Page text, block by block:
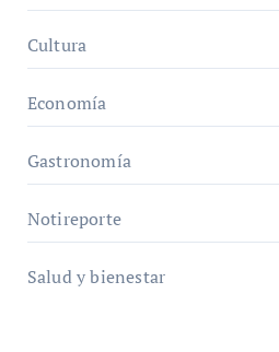
Cultura
Economía
Gastronomía
Notireporte
Salud y bienestar